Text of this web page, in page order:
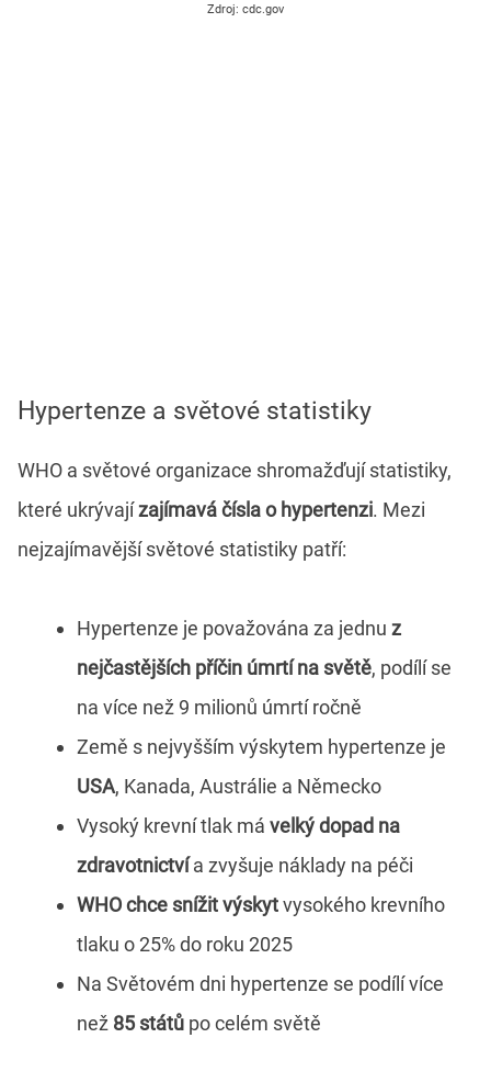
Zdroj: cdc.gov
Hypertenze a světové statistiky
WHO a světové organizace shromažďují statistiky,
které ukrývajízajímavá čísla o hypertenzi. Mezi
nejzajímavější světové statistiky patří:
Hypertenze je považována za jednu z
nejčastějších příčin úmrtí na světě, podílí se
na více než 9 milionů úmrtí ročně
Země s nejvyšším výskytem hypertenze je
USA, Kanada, Austrálie a Německo
Vysoký krevní tlak má velký dopad na
zdravotnictvía zvyšuje náklady na péči
WHO chce snížit výskytvysokého krevního
tlaku o 25% do roku 2025
Na Světovém dni hypertenze se podílí více
než 85 států po celém světě